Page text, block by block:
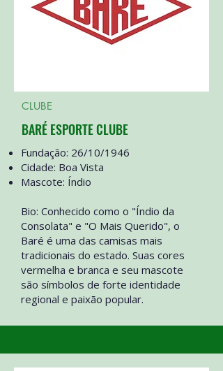
CLUBE
BARÉ ESPORTE CLUBE
Fundação: 26/10/1946
Cidade: Boa Vista
Mascote: Índio
Bio: Conhecido como o "Índio da
Consolata" e "O Mais Querido", o
Baré é uma das camisas mais
tradicionais do estado. Suas cores
vermelha e branca e seu mascote
são símbolos de forte identidade
regional e paixão popular.